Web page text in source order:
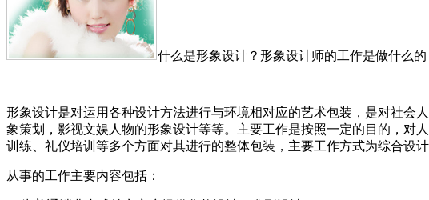
什么是形象设计？形象设计师的工作是做什么的
形象设计是对运用各种设计方法进行与环境相对应的艺术包装，是对社会
象策划，影视文娱人物的形象设计等等。主要工作是按照一定的目的，对
训练、礼仪培训等多个方面对其进行的整体包装，主要工作方式为综合设计
从事的工作主要内容包括：